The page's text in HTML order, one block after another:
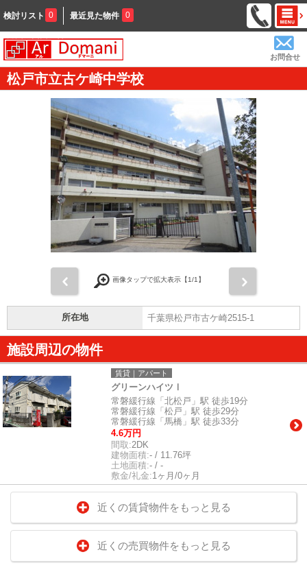
検討リスト 0 最近見た物件 0
お問合せ
松戸市立古ケ崎中学校
画像タップで拡大表示【1/1】
所在地 千葉県松戸市古ケ崎2515-1
施設周辺の物件
賃貸｜アパート
グリーンハイツⅠ
常磐緩行線「北松戸」駅 徒歩19分
常磐緩行線「松戸」駅 徒歩29分
常磐緩行線「馬橋」駅 徒歩33分
4.6万円
間取:2DK
建物面積:- / 11.76坪
土地面積:- / -
敷金/礼金:1ヶ月/0ヶ月
近くの賃貸物件をもっと見る
近くの売買物件をもっと見る